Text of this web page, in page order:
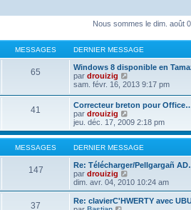
Nous sommes le dim. août
MESSAGES DERNIER MESSAGE
65
Windows 8 disponible en
par drouizig
o
u
l
t
e
r
l
d
e
r
n
i
sam. févr. 16, 2013 9:17 pm
41
Correcteur breton pour
par drouizig
o
n
s
u
l
t
r
l
e
jeu. déc. 17, 2009 2:18 pm
MESSAGES DERNIER MESSAGE
147
Re: Télécharger/Pellgargañ
par drouizig
o
n
s
dim. avr. 04, 2010 10:24 am
37
Re: clavierC'HWERTY avec